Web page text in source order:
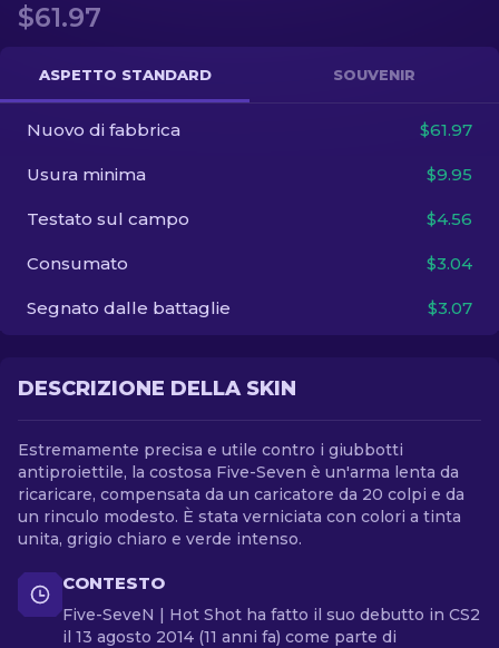
Guanto
Casse
Altro
$61.97
ASPETTO STANDARD SOUVENIR
Nuovo di fabbrica $61.97
Usura minima $9.95
Testato sul campo $4.56
Consumato $3.04
Segnato dalle battaglie $3.07
DESCRIZIONE DELLA SKIN
Estremamente precisa e utile contro i giubbotti
antiproiettile, la costosa Five-Seven è un'arma lenta da
ricaricare, compensata da un caricatore da 20 colpi e da
un rinculo modesto. È stata verniciata con colori a tinta
unita, grigio chiaro e verde intenso.
CONTESTO
Five-SeveN | Hot Shot ha fatto il suo debutto in CS2
il 13 agosto 2014 (11 anni fa) come parte di